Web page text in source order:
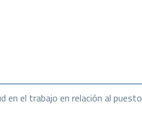
en el trabajo en relación al puesto